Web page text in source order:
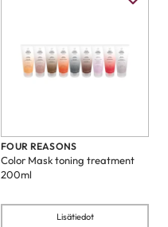
FOUR REASONS
Color Mask toning treatment
200ml
Lisätiedot